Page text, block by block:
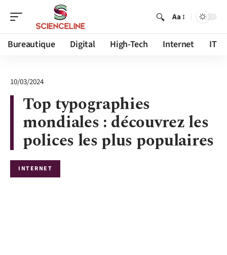
Aa
Bureautique Digital High-Tech Internet IT
10/03/2024
Top typographies
mondiales : découvrez les
polices les plus populaires
INTERNET